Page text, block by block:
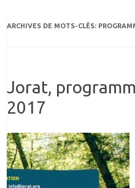
ARCHIVES DE MOTS-CLÉS:
Jorat,
2017